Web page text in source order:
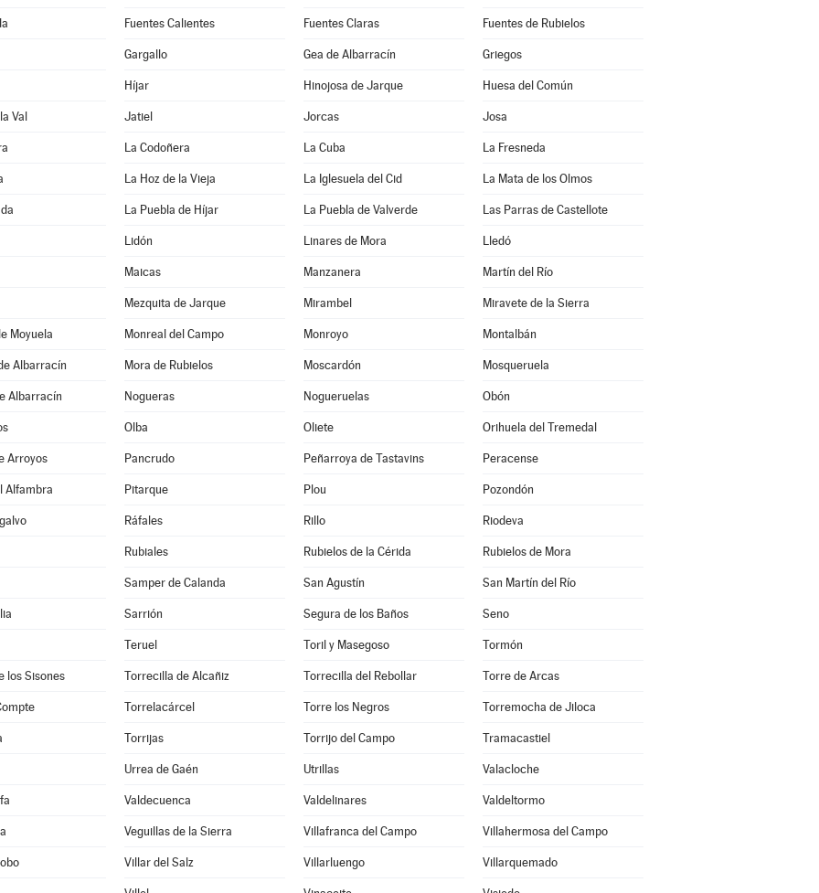
Fuentes Calientes Fuentes Claras Fuentes de Rubielos
Gargallo Gea de Albarracín Griegos
Híjar Hinojosa de Jarque Huesa del Común
Val Jatiel Jorcas Josa
La Codoñera La Cuba La Fresneda
La Hoz de la Vieja La Iglesuela del Cid La Mata de los Olmos
La Puebla de Híjar La Puebla de Valverde Las Parras de Castellote
Lidón Linares de Mora Lledó
Maicas Manzanera Martín del Río
Mezquita de Jarque Mirambel Miravete de la Sierra
Moyuela Monreal del Campo Monroyo Montalbán
Albarracín Mora de Rubielos Moscardón Mosqueruela
Albarracín Nogueras Nogueruelas Obón
Olba Oliete Orihuela del Tremedal
Arroyos Pancrudo Peñarroya de Tastavins Peracense
Alfambra Pitarque Plou Pozondón
Ráfales Rillo Riodeva
Rubiales Rubielos de la Cérida Rubielos de Mora
Samper de Calanda San Agustín San Martín del Río
Sarrión Segura de los Baños Seno
Teruel Toril y Masegoso Tormón
los Sisones Torrecilla de Alcañiz Torrecilla del Rebollar Torre de Arcas
Torrelacárcel Torre los Negros Torremocha de Jiloca
Torrijas Torrijo del Campo Tramacastiel
Urrea de Gaén Utrillas Valacloche
Valdecuenca Valdelinares Valdeltormo
Veguillas de la Sierra Villafranca del Campo Villahermosa del Campo
Villar del Salz Villarluengo Villarquemado